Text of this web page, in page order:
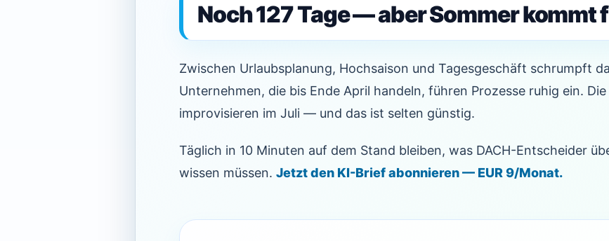
Noch 127 Tage — aber Sommer kommt
Zwischen Urlaubsplanung, Hochsaison und Tagesgeschäft schrumpft
Unternehmen, die bis Ende April handeln, führen Prozesse ruhig ein.
improvisieren im Juli — und das ist selten günstig.
Täglich in 10 Minuten auf dem Stand bleiben, was DACH-Entscheider
wissen müssen. Jetzt den KI-Brief abonnieren — EUR 9/Monat.